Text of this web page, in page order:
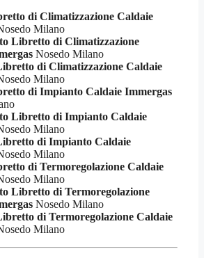
di Climatizzazione Caldaie
Milano
Libretto di Climatizzazione
Nosedo Milano
di Climatizzazione Caldaie
Milano
di Impianto Caldaie Immergas
Libretto di Impianto Caldaie
Milano
di Impianto Caldaie
Milano
di Termoregolazione Caldaie
Milano
Libretto di Termoregolazione
Nosedo Milano
di Termoregolazione Caldaie
Milano